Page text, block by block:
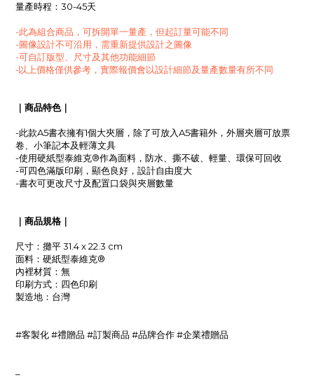
量產時程：30-45天
-此為組合商品，可拆開單一量產，但起訂量可能不同
-圖像設計不可沿用，需重新提供設計之圖像
-可自訂版型、尺寸及其他功能細節
-以上價格僅供參考，實際報價會以設計細節及量產數量有所不同
｜商品特色｜
-此款A5書衣擁有1個大夾層，除了可放入A5書籍外，外層夾層可放票
卷、小筆記本及輕薄文具
-使用硬紙型泰維克®作為面料，防水、撕不破 、輕量 、環保可回收
-可四色滿版印刷，顯色良好，設計自由度大
-書衣可更改尺寸及配置口袋與夾層數量
｜商品規格｜
尺寸： 攤平 31.4 x 22.3 cm
面料：硬紙型泰維克®
內裡材質：無
印刷方式：四色印刷
製造地 ：台灣
#客製化 #禮贈品 #訂製商品 #品牌合作 #企業禮贈品